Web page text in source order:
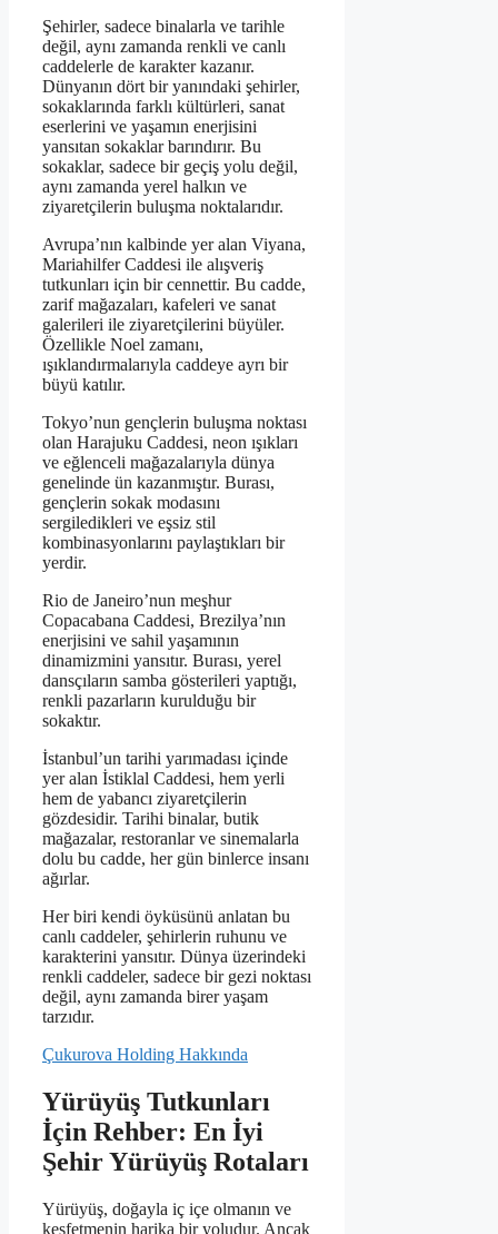
Şehirler, sadece binalarla ve tarihle
değil, aynı zamanda renkli ve canlı
caddelerle de karakter kazanır.
Dünyanın dört bir yanındaki şehirler,
sokaklarında farklı kültürleri, sanat
eserlerini ve yaşamın enerjisini
yansıtan sokaklar barındırır. Bu
sokaklar, sadece bir geçiş yolu değil,
aynı zamanda yerel halkın ve
ziyaretçilerin buluşma noktalarıdır.
Avrupa’nın kalbinde yer alan Viyana,
Mariahilfer Caddesi ile alışveriş
tutkunları için bir cennettir. Bu cadde,
zarif mağazaları, kafeleri ve sanat
galerileri ile ziyaretçilerini büyüler.
Özellikle Noel zamanı,
ışıklandırmalarıyla caddeye ayrı bir
büyü katılır.
Tokyo’nun gençlerin buluşma noktası
olan Harajuku Caddesi, neon ışıkları
ve eğlenceli mağazalarıyla dünya
genelinde ün kazanmıştır. Burası,
gençlerin sokak modasını
sergiledikleri ve eşsiz stil
kombinasyonlarını paylaştıkları bir
yerdir.
Rio de Janeiro’nun meşhur
Copacabana Caddesi, Brezilya’nın
enerjisini ve sahil yaşamının
dinamizmini yansıtır. Burası, yerel
dansçıların samba gösterileri yaptığı,
renkli pazarların kurulduğu bir
sokaktır.
İstanbul’un tarihi yarımadası içinde
yer alan İstiklal Caddesi, hem yerli
hem de yabancı ziyaretçilerin
gözdesidir. Tarihi binalar, butik
mağazalar, restoranlar ve sinemalarla
dolu bu cadde, her gün binlerce insanı
ağırlar.
Her biri kendi öyküsünü anlatan bu
canlı caddeler, şehirlerin ruhunu ve
karakterini yansıtır. Dünya üzerindeki
renkli caddeler, sadece bir gezi noktası
değil, aynı zamanda birer yaşam
tarzıdır.
Çukurova Holding Hakkında
Yürüyüş Tutkunları
İçin Rehber: En İyi
Şehir Yürüyüş Rotaları
Yürüyüş, doğayla iç içe olmanın ve
keşfetmenin harika bir yoludur. Ancak